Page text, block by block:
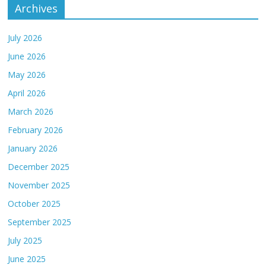
Archives
July 2026
June 2026
May 2026
April 2026
March 2026
February 2026
January 2026
December 2025
November 2025
October 2025
September 2025
July 2025
June 2025